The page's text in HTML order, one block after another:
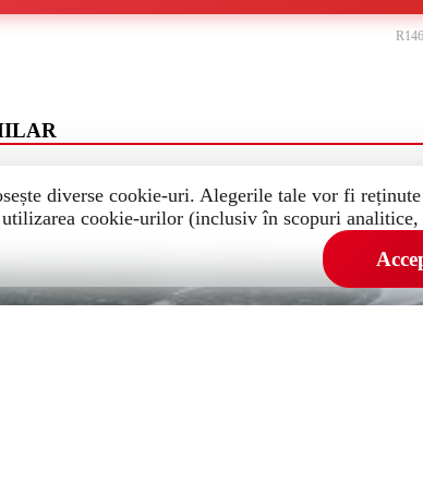
diverse cookie-uri. Alegerile tale vor fi
cookie-urilor (inclusiv în scopuri